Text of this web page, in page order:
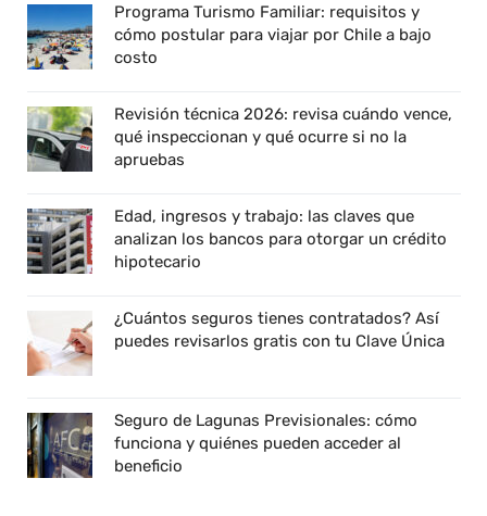
Programa Turismo Familiar: requisitos y
cómo postular para viajar por Chile a bajo
costo
Revisión técnica 2026: revisa cuándo vence,
qué inspeccionan y qué ocurre si no la
apruebas
Edad, ingresos y trabajo: las claves que
analizan los bancos para otorgar un crédito
hipotecario
¿Cuántos seguros tienes contratados? Así
puedes revisarlos gratis con tu Clave Única
Seguro de Lagunas Previsionales: cómo
funciona y quiénes pueden acceder al
beneficio